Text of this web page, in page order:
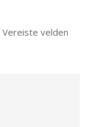
Vereiste velden